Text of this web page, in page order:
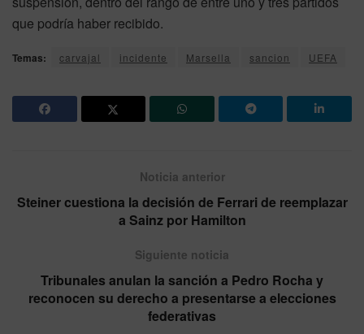
que podría haber recibido.
Temas: carvajal incidente Marsella sancion UEFA
Noticia anterior
Steiner cuestiona la decisión de Ferrari de reemplazar
a Sainz por Hamilton
Siguiente noticia
Tribunales anulan la sanción a Pedro Rocha y
reconocen su derecho a presentarse a elecciones
federativas